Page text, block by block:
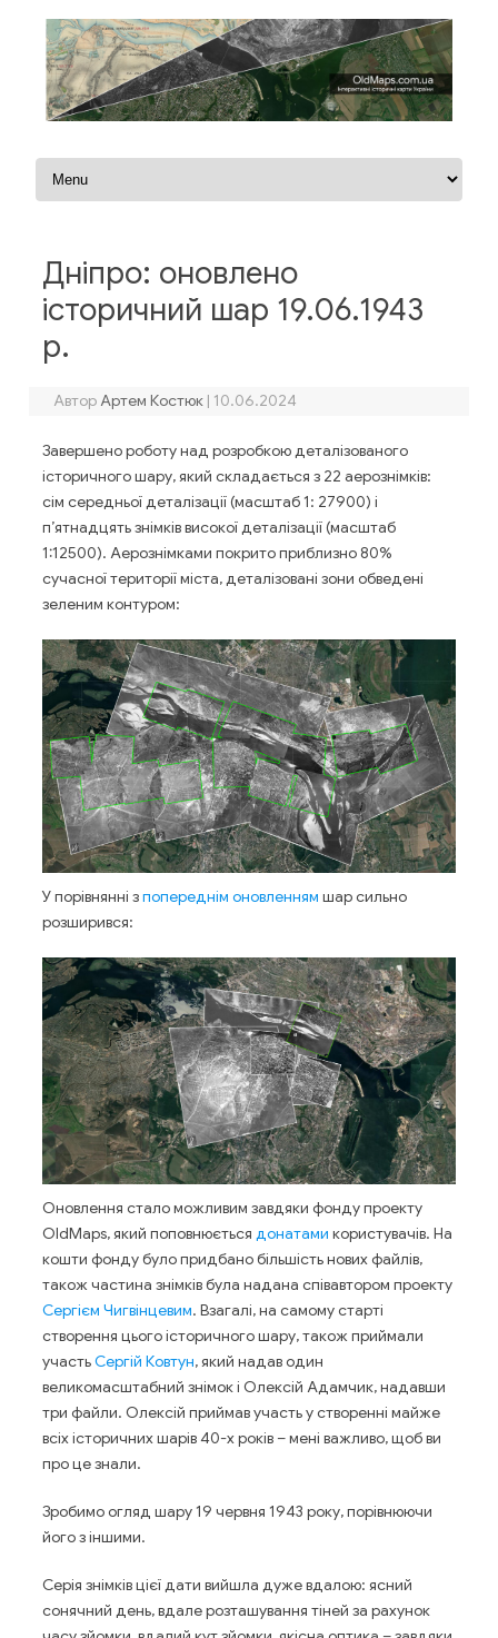
Перейти до контенту
Дніпро: оновлено
історичний шар 19.06.1943
р.
Автор Артем Костюк | 10.06.2024
Завершено роботу над розробкою деталізованого
історичного шару, який складається з 22 аерознімків:
сім середньої деталізації (масштаб 1: 27900) і
п’ятнадцять знімків високої деталізації (масштаб
1:12500). Аерознімками покрито приблизно 80%
сучасної території міста, деталізовані зони обведені
зеленим контуром:
У порівнянні зпопереднім оновленням шар сильно
розширився:
Оновлення стало можливим завдяки фонду проекту
OldMaps, який поповнюється донатами користувачів. На
кошти фонду було придбано більшість нових файлів,
також частина знімків була надана співавтором проекту
Сергієм Чигвінцевим. Взагалі, на самому старті
створення цього історичного шару, також приймали
участьСергій Ковтун, який надав один
великомасштабний знімок і Олексій Адамчик, надавши
три файли. Олексій приймав участь у створенні майже
всіх історичних шарів 40-х років – мені важливо, щоб ви
про це знали.
Зробимо огляд шару 19 червня 1943 року, порівнюючи
його з іншими.
Серія знімків цієї дати вийшла дуже вдалою: ясний
сонячний день, вдале розташування тіней за рахунок